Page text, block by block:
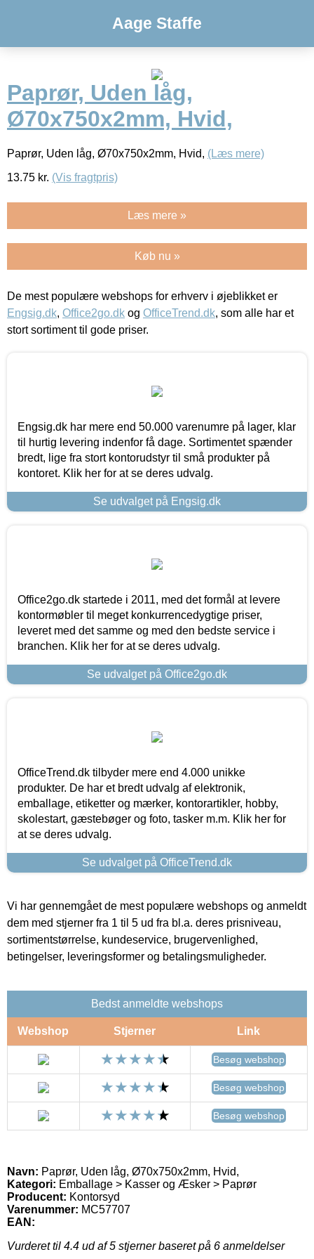
Aage Staffe
Paprør, Uden låg,
Ø70x750x2mm, Hvid,
Paprør, Uden låg, Ø70x750x2mm, Hvid, (Læs mere)
13.75 kr. (Vis fragtpris)
Læs mere »
Køb nu »
De mest populære webshops for erhverv i øjeblikket er
Engsig.dk, Office2go.dk og OfficeTrend.dk, som alle har et
stort sortiment til gode priser.
Engsig.dk har mere end 50.000 varenumre på lager, klar
til hurtig levering indenfor få dage. Sortimentet spænder
bredt, lige fra stort kontorudstyr til små produkter på
kontoret. Klik her for at se deres udvalg.
Se udvalget på Engsig.dk
Office2go.dk startede i 2011, med det formål at levere
kontormøbler til meget konkurrencedygtige priser,
leveret med det samme og med den bedste service i
branchen. Klik her for at se deres udvalg.
Se udvalget på Office2go.dk
OfficeTrend.dk tilbyder mere end 4.000 unikke
produkter. De har et bredt udvalg af elektronik,
emballage, etiketter og mærker, kontorartikler, hobby,
skolestart, gæstebøger og foto, tasker m.m. Klik her for
at se deres udvalg.
Se udvalget på OfficeTrend.dk
Vi har gennemgået de mest populære webshops og anmeldt
dem med stjerner fra 1 til 5 ud fra bl.a. deres prisniveau,
sortimentstørrelse, kundeservice, brugervenlighed,
betingelser, leveringsformer og betalingsmuligheder.
Bedst anmeldte webshops
Webshop Stjerner Link
Besøg webshop
Besøg webshop
Besøg webshop
Navn: Paprør, Uden låg, Ø70x750x2mm, Hvid,
Kategori: Emballage > Kasser og Æsker > Paprør
Producent: Kontorsyd
Varenummer: MC57707
EAN:
Vurderet til 4.4 ud af 5 stjerner baseret på 6 anmeldelser